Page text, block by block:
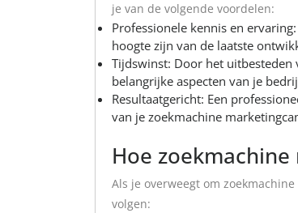
je van de volgende voordelen:
Professionele kennis en
hoogte zijn van de laatste
Tijdswinst: Door het
belangrijke aspecten van je
Resultaatgericht: Een
van je zoekmachine
Hoe
Als je overweegt om
volgen: